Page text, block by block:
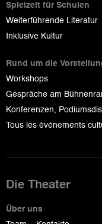
Spielzeit für Schulen
Weiterführende Literatur
Inklusive Kultur
Rund um die
Workshops
Gespräche am
Konferenzen,
Tous les événements
Die Theater
Über uns